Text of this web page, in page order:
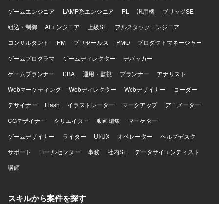
ゲームエンジニア
LAMP系エンジニア PL 汎用機
ブリッジSE
組込・制御
AIエンジニア 上級SE
フルスタックエンジニア
コンサルタント
PM プリセールス PMO
プロダクトマネージャー
ゲームプログラマ
ゲームディレクター
デバッカー
ゲームプランナー
DBA 運用・監視 プランナー
アナリスト
Webマーケティング
Webディレクター Webデザイナー
コーダー
デザイナー
Flash イラストレーター マークアップ
アニメーター
CGデザイナー
クリエイター 動画編集
マーケター
ゲームデザイナー
ライター UI/UX オペレーター
ヘルプデスク
サポート
コールセンター 事務 社内SE
データサイエンティスト
講師
スキルから案件を探す